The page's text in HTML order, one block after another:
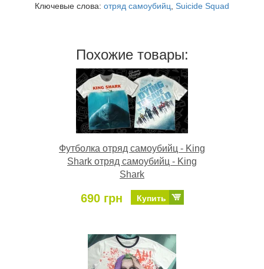
Ключевые слова: отряд самоубийц Suicide Squad
Похожие товары:
Футболка отряд самоубийц - King
Shark отряд самоубийц - King
Shark
690 грн Купить